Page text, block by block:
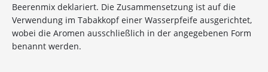
Beerenmix deklariert. Die Zusammensetzung ist auf die
Verwendung im Tabakkopf einer Wasserpfeife ausgerichtet,
wobei die Aromen ausschließlich in der angegebenen Form
benannt werden.
10%Newsletter-Rabatt